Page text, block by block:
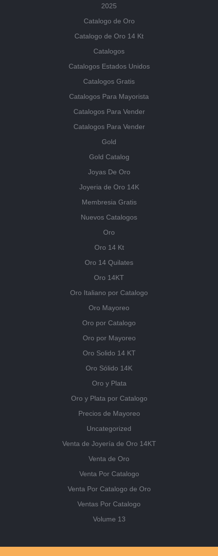
2025
Catalogo de Oro
Catalogo de Oro 14 Kt
Catalogos
Catalogos Estados Unidos
Catalogos Gratis
Catalogos Para Mayorista
Catalogos Para Vender
Catalogos Para Vender
Gold
Gold Catalog
Joyas De Oro
Joyeria de Oro 14K
Membresia Gratis
Nuevos Catalogos
Oro
Oro 14 Kt
Oro 14 Quilates
Oro 14KT
Oro Italiano por Catalogo
Oro Mayoreo
Oro por Catalogo
Oro por Mayoreo
Oro Solido 14 KT
Oro Sólido 14K
Oro y Plata
Oro y Plata por Catalogo
Precios de Mayoreo
Uncategorized
Venta de Joyería de Oro 14KT
Venta de Oro
Venta Por Catalogo
Venta Por Catalogo de Oro
Ventas Por Catalogo
Volume 13